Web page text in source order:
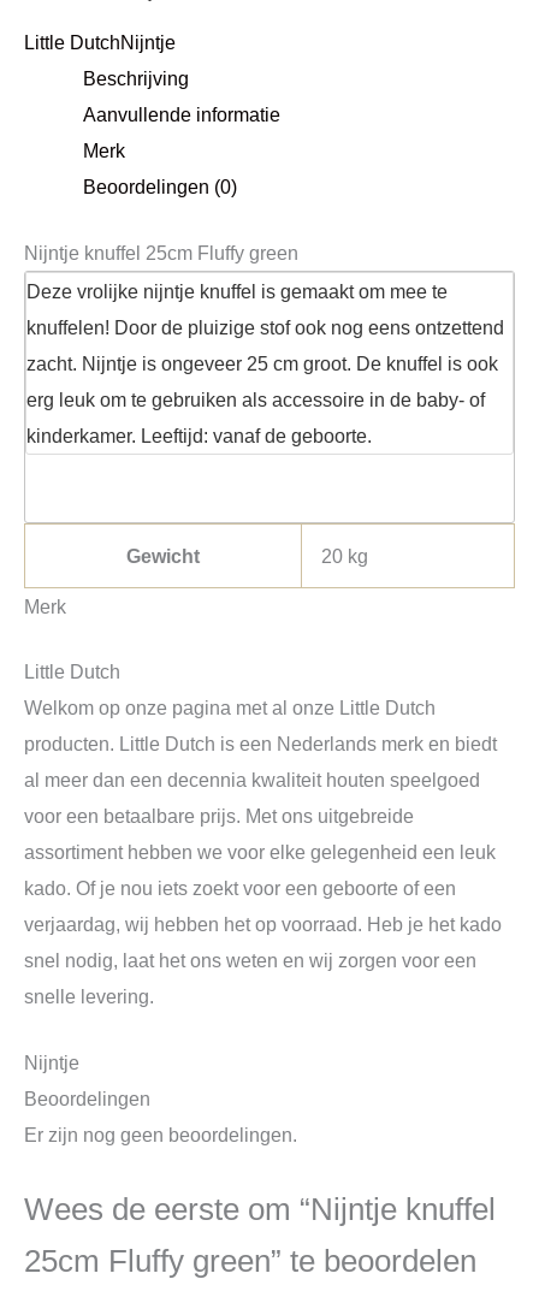
Little DutchNijntje
Beschrijving
Aanvullende informatie
Merk
Beoordelingen (0)
Nijntje knuffel 25cm Fluffy green
Deze vrolijke nijntje knuffel is gemaakt om mee te
knuffelen! Door de pluizige stof ook nog eens ontzettend
zacht. Nijntje is ongeveer 25 cm groot. De knuffel is ook
erg leuk om te gebruiken als accessoire in de baby- of
kinderkamer. Leeftijd: vanaf de geboorte.
Gewicht 20 kg
Merk
Little Dutch
Welkom op onze pagina met al onze Little Dutch
producten. Little Dutch is een Nederlands merk en biedt
al meer dan een decennia kwaliteit houten speelgoed
voor een betaalbare prijs. Met ons uitgebreide
assortiment hebben we voor elke gelegenheid een leuk
kado. Of je nou iets zoekt voor een geboorte of een
verjaardag, wij hebben het op voorraad. Heb je het kado
snel nodig, laat het ons weten en wij zorgen voor een
snelle levering.
Nijntje
Beoordelingen
Er zijn nog geen beoordelingen.
Wees de eerste om “Nijntje knuffel
25cm Fluffy green” te beoordelen